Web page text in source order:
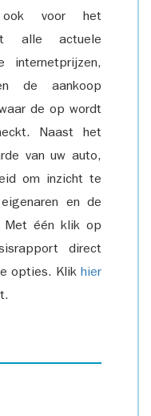
voor het
alle actuele
de aankoop
de op wordt
Naast het
van uw auto,
om inzicht te
en de
Met één klik op
direct
opties. Klik hier